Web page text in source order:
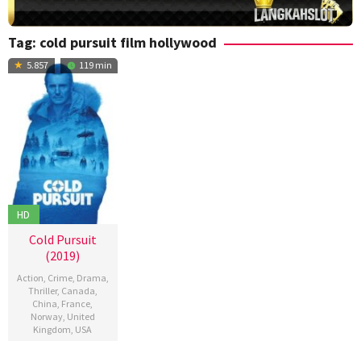
Tag: cold pursuit film hollywood
5.857 119 min
HD
Cold Pursuit
(2019)
Action, Crime, Drama,
Thriller, Canada,
China, France,
Norway, United
Kingdom, USA